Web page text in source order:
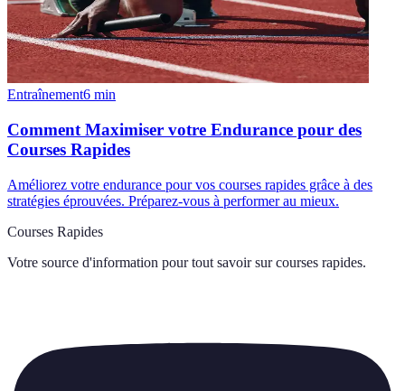
Entraînement6 min
Comment Maximiser votre Endurance pour des
Courses Rapides
Améliorez votre endurance pour vos courses rapides grâce à des
stratégies éprouvées. Préparez-vous à performer au mieux.
Courses Rapides
Votre source d'information pour tout savoir sur courses rapides.